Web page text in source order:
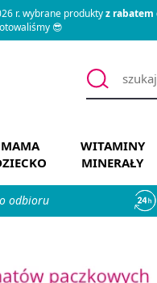
r. wybrane produktyz rabatem
😎
MAMA
WITAMINY
MINERAŁY
odbioru